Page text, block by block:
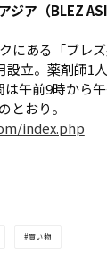
ジア（BLEZ
にある「ブレ
設立。薬剤師1
は午前9時から
とおり。
index.php
買い物